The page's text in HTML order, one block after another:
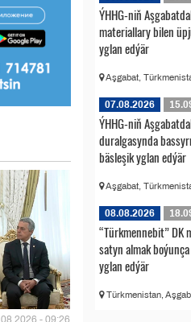
ÝHHG-niň
materiallary bilen
yglan edýär
Aşgabat,
07.08.2026
ÝHHG-niň
duralgasynda
bäsleşik yglan edýär
Aşgabat,
08.08.2026
“Türkmennebit” DK
satyn almak
yglan edýär
Türkmenistan,